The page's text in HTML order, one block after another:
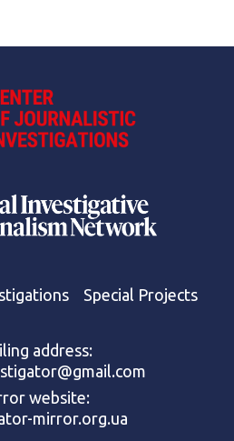
Special Projects
address:
website:
mirror.org.ua